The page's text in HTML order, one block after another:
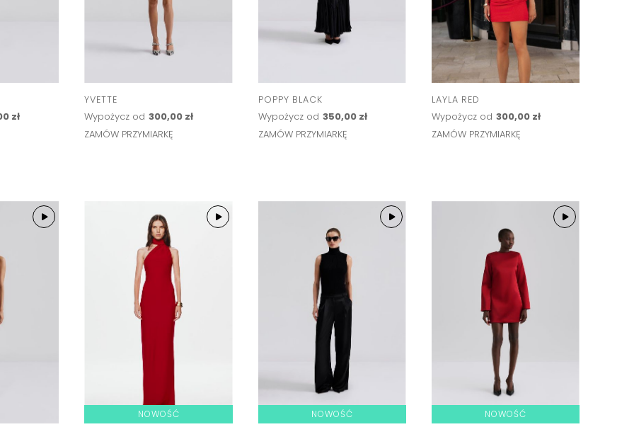
zł
YVETTE
Wypożycz od 300,00 zł
ZAMÓW PRZYMIARKĘ
POPPY BLACK
Wypożycz od 350,00 zł
ZAMÓW PRZYMIARKĘ
LAYLA RED
Wypożycz od 300,00 zł
ZAMÓW PRZYMIARKĘ
NOWOŚĆ NOWOŚĆ NOWOŚĆ